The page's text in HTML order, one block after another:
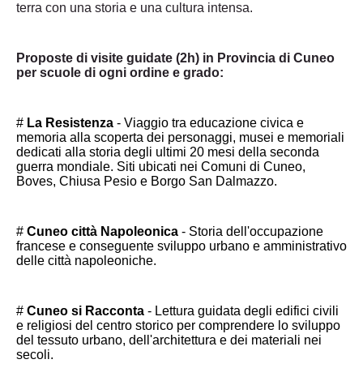
terra con una storia e una cultura intensa.
Proposte di visite guidate (2h) in Provincia di Cuneo
per scuole di ogni ordine e grado:
# La Resistenza - Viaggio tra educazione civica e
memoria alla scoperta dei personaggi, musei e memoriali
dedicati alla storia degli ultimi 20 mesi della seconda
guerra mondiale. Siti ubicati nei Comuni di Cuneo,
Boves, Chiusa Pesio e Borgo San Dalmazzo.
# Cuneo città Napoleonica - Storia dell'occupazione
francese e conseguente sviluppo urbano e amministrativo
delle città napoleoniche.
# Cuneo si Racconta - Lettura guidata degli edifici civili
e religiosi del centro storico per comprendere lo sviluppo
del tessuto urbano, dell'architettura e dei materiali nei
secoli.